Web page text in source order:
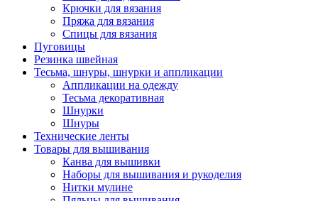
Крючки для вязания
Пряжа для вязания
Спицы для вязания
Пуговицы
Резинка швейная
Тесьма, шнуры, шнурки и аппликации
Аппликации на одежду
Тесьма декоративная
Шнурки
Шнуры
Технические ленты
Товары для вышивания
Канва для вышивки
Наборы для вышивания и рукоделия
Нитки мулине